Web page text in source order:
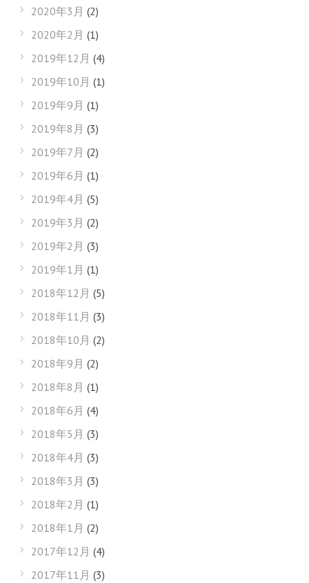
2020年3月 (2)
2020年2月 (1)
2019年12月 (4)
2019年10月 (1)
2019年9月 (1)
2019年8月 (3)
2019年7月 (2)
2019年6月 (1)
2019年4月 (5)
2019年3月 (2)
2019年2月 (3)
2019年1月 (1)
2018年12月 (5)
2018年11月 (3)
2018年10月 (2)
2018年9月 (2)
2018年8月 (1)
2018年6月 (4)
2018年5月 (3)
2018年4月 (3)
2018年3月 (3)
2018年2月 (1)
2018年1月 (2)
2017年12月 (4)
2017年11月 (3)